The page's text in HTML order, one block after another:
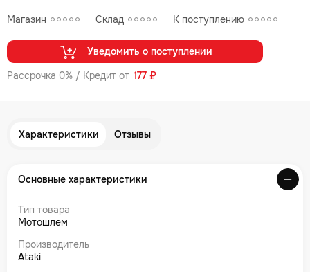
Магазин Склад К поступлению
Рассрочка 0% / Кредит от 177 ₽
Уведомить о поступлении
Характеристики Отзывы
Основные характеристики
Тип товара
Мотошлем
Производитель
Ataki